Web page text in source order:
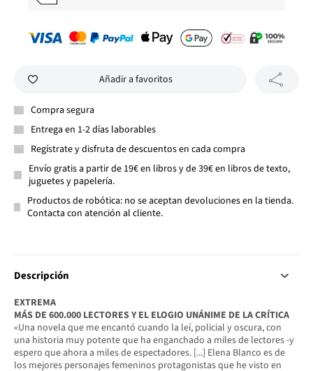
Añadir a favoritos
Compra segura
Entrega en 1-2 días laborables
Regístrate y disfruta de descuentos en cada compra
Envío gratis a partir de 19€ en libros y de 39€ en libros de texto,
juguetes y papelería.
Productos de robótica: no se aceptan devoluciones en la tienda.
Contacta con atención al cliente.
Descripción
EXTREMA
MÁS DE 600.000 LECTORES Y EL ELOGIO UNÁNIME DE LA CRÍTICA
«Una novela que me encantó cuando la leí, policial y oscura, con
una historia muy potente que ha enganchado a miles de lectores -y
espero que ahora a miles de espectadores. [...] Elena Blanco es de
los mejores personajes femeninos protagonistas que he visto en